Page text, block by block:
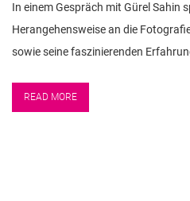
In einem Gespräch mit Gürel Sahin
Herangehensweise an die
sowie seine faszinierenden
READ MORE